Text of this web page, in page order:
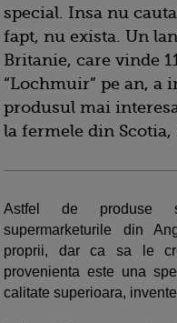
special. Insa nu
fapt, nu exista. Un
Britanie, care vinde
“Lochmuir” pe an, a
produsul mai
la fermele din Scotia,
Astfel de produse
supermarketurile din
proprii, dar ca sa le
provenienta este una
calitate superioara,